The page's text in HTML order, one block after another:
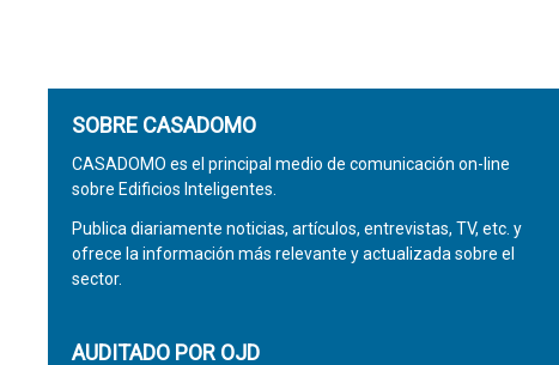
SOBRE CASADOMO
CASADOMO es el principal medio de comunicación on-line
sobre Edificios Inteligentes.
Publica diariamente noticias, artículos, entrevistas, TV, etc. y
ofrece la información más relevante y actualizada sobre el
sector.
AUDITADO POR OJD